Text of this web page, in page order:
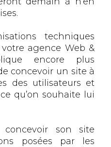
techniques
agence Web &
encore plus
concevoir un site à
des utilisateurs et
qu’on souhaite lui
concevoir son site
posées par les